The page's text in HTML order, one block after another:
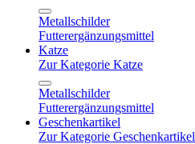
Metallschilder
Futterergänzungsmittel
Katze
Zur Kategorie Katze
Metallschilder
Futterergänzungsmittel
Geschenkartikel
Zur Kategorie Geschenkartikel